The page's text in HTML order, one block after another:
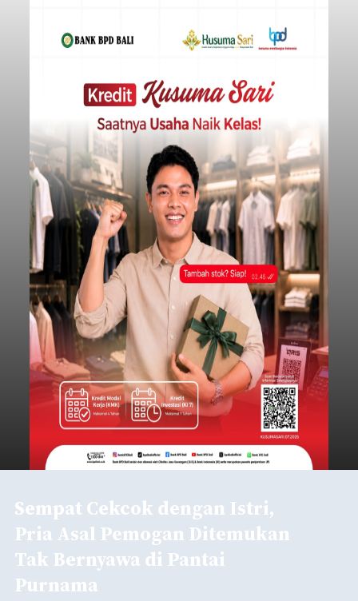
Sempat Cekcok dengan Istri,
Pria Asal Pemogan Ditemukan
Tak Bernyawa di Pantai
Purnama